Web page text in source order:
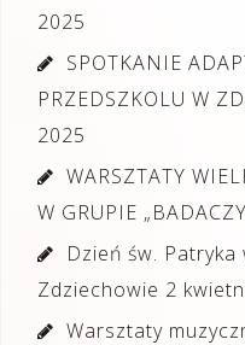
2025
SPOTKANIE
PRZEDSZKOLU W
2025
WARSZTATY
W GRUPIE
Dzień św.
Zdziechowie 2
Warsztaty